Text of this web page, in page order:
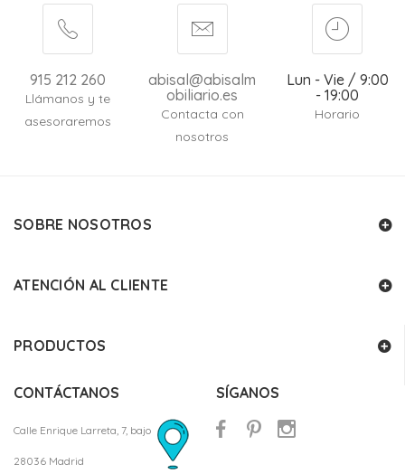
915 212 260
Llámanos y te
asesoraremos
abisal@abisalm
obiliario.es
Contacta con
nosotros
Lun - Vie / 9:00
- 19:00
Horario
SOBRE NOSOTROS
ATENCIÓN AL CLIENTE
PRODUCTOS
CONTÁCTANOS
Calle Enrique Larreta, 7, bajo
28036 Madrid
SÍGANOS